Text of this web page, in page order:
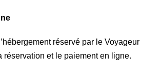
réservé par le
réservation et le paiement en ligne.